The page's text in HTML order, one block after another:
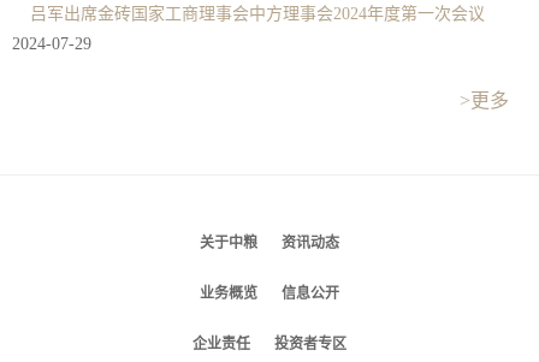
吕军出席金砖国家工商理事会中方理事会2024年度第一次会议
2024-07-29
>更多
关于中粮 资讯动态
业务概览 信息公开
企业责任 投资者专区